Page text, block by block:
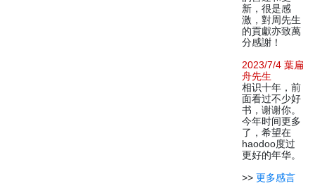
新，很是感
激，對周先生
的貢獻亦致萬
分感謝！
2023/7/4 葉扁
舟先生
相识十年，前
面看过不少好
书，谢谢你。
今年时间更多
了，希望在
haodoo度过
更好的年华。
>> 更多感言